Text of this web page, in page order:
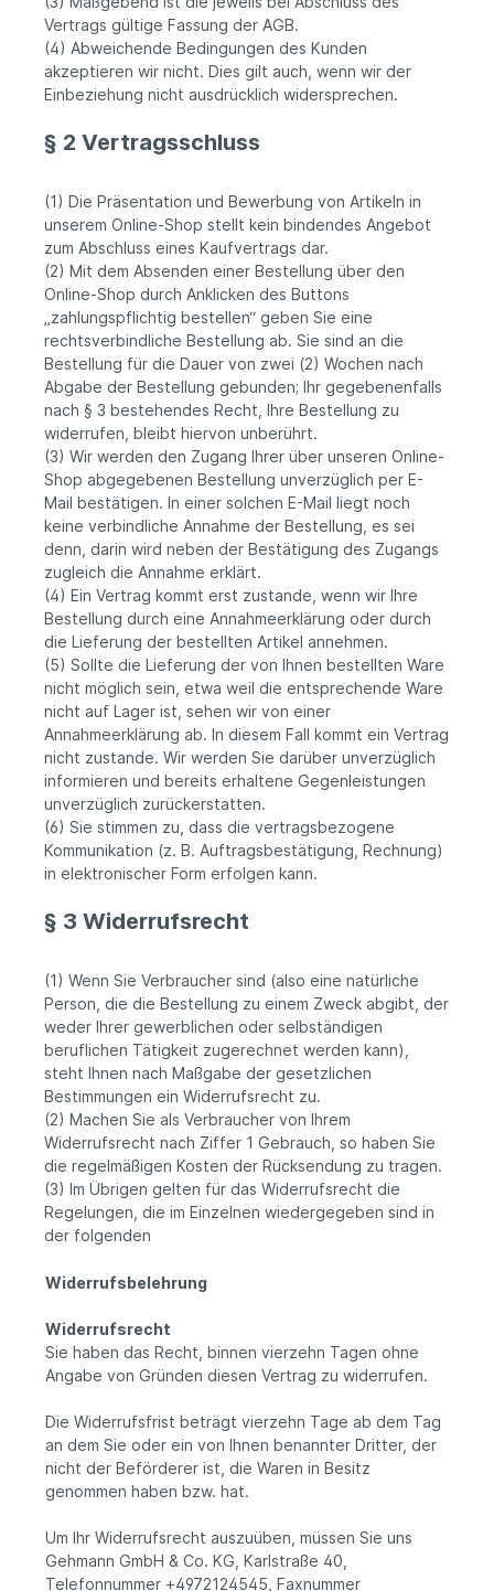
Vertrags gültige Fassung der AGB.
(4) Abweichende Bedingungen des Kunden
akzeptieren wir nicht. Dies gilt auch, wenn wir der
Einbeziehung nicht ausdrücklich widersprechen.
§ 2 Vertragsschluss
(1) Die Präsentation und Bewerbung von Artikeln in
unserem Online-Shop stellt kein bindendes Angebot
zum Abschluss eines Kaufvertrags dar.
(2) Mit dem Absenden einer Bestellung über den
Online-Shop durch Anklicken des Buttons
„zahlungspflichtig bestellen“ geben Sie eine
rechtsverbindliche Bestellung ab. Sie sind an die
Bestellung für die Dauer von zwei (2) Wochen nach
Abgabe der Bestellung gebunden; Ihr gegebenenfalls
nach § 3 bestehendes Recht, Ihre Bestellung zu
widerrufen, bleibt hiervon unberührt.
(3) Wir werden den Zugang Ihrer über unseren Online-
Shop abgegebenen Bestellung unverzüglich per E-
Mail bestätigen. In einer solchen E-Mail liegt noch
keine verbindliche Annahme der Bestellung, es sei
denn, darin wird neben der Bestätigung des Zugangs
zugleich die Annahme erklärt.
(4) Ein Vertrag kommt erst zustande, wenn wir Ihre
Bestellung durch eine Annahmeerklärung oder durch
die Lieferung der bestellten Artikel annehmen.
(5) Sollte die Lieferung der von Ihnen bestellten Ware
nicht möglich sein, etwa weil die entsprechende Ware
nicht auf Lager ist, sehen wir von einer
Annahmeerklärung ab. In diesem Fall kommt ein Vertrag
nicht zustande. Wir werden Sie darüber unverzüglich
informieren und bereits erhaltene Gegenleistungen
unverzüglich zurückerstatten.
(6) Sie stimmen zu, dass die vertragsbezogene
Kommunikation (z. B. Auftragsbestätigung, Rechnung)
in elektronischer Form erfolgen kann.
§ 3 Widerrufsrecht
(1) Wenn Sie Verbraucher sind (also eine natürliche
Person, die die Bestellung zu einem Zweck abgibt, der
weder Ihrer gewerblichen oder selbständigen
beruflichen Tätigkeit zugerechnet werden kann),
steht Ihnen nach Maßgabe der gesetzlichen
Bestimmungen ein Widerrufsrecht zu.
(2) Machen Sie als Verbraucher von Ihrem
Widerrufsrecht nach Ziffer 1 Gebrauch, so haben Sie
die regelmäßigen Kosten der Rücksendung zu tragen.
(3) Im Übrigen gelten für das Widerrufsrecht die
Regelungen, die im Einzelnen wiedergegeben sind in
der folgenden
Widerrufsbelehrung
Widerrufsrecht
Sie haben das Recht, binnen vierzehn Tagen ohne
Angabe von Gründen diesen Vertrag zu widerrufen.
Die Widerrufsfrist beträgt vierzehn Tage ab dem Tag
an dem Sie oder ein von Ihnen benannter Dritter, der
nicht der Beförderer ist, die Waren in Besitz
genommen haben bzw. hat.
Um Ihr Widerrufsrecht auszuüben, müssen Sie uns
Gehmann GmbH & Co. KG, Karlstraße 40,
Telefonnummer +4972124545, Faxnummer